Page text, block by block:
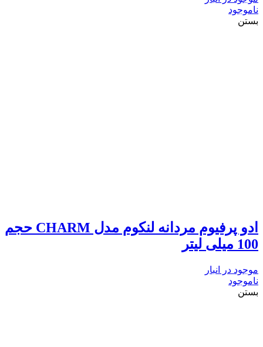
ناموجود
بستن
ادو پرفیوم مردانه لنکوم مدل CHARM حجم
100 میلی لیتر
موجود در انبار
ناموجود
بستن